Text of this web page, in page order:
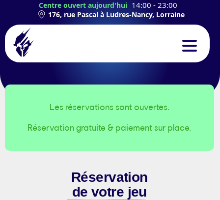
Centre ouvert aujourd'hui 14:00 - 23:00
176, rue Pascal à Ludres-Nancy, Lorraine
EXPÉRIENCES
TEAMBUILDING
Les réservations sont ouvertes.
Réservation gratuite & paiement sur place.
Réservation
de votre jeu